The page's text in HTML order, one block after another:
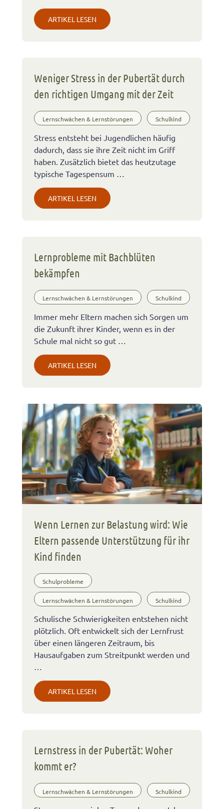
ARTIKEL LESEN
Weniger Stress in der Pubertät durch
den richtigen Umgang mit der Zeit
Lernschwächen & Lernstörungen Schulkind
Stress entsteht bei Jugendlichen häufig
dadurch, dass sie ihre Zeit nicht im Griff
haben. Zusätzlich bietet das heutzutage
typische Tagespensum …
ARTIKEL LESEN
Lernprobleme mit Bachblüten
bekämpfen
Lernschwächen & Lernstörungen Schulkind
Immer mehr Eltern machen sich Sorgen um
die Zukunft ihrer Kinder, wenn es in der
Schule mal nicht so gut …
ARTIKEL LESEN
Wenn Lernen zur Belastung wird: Wie
Eltern passende Unterstützung für ihr
Kind finden
Schulprobleme
Lernschwächen & Lernstörungen Schulkind
Schulische Schwierigkeiten entstehen nicht
plötzlich. Oft entwickelt sich der Lernfrust
über einen längeren Zeitraum, bis
Hausaufgaben zum Streitpunkt werden und
…
ARTIKEL LESEN
Lernstress in der Pubertät: Woher
kommt er?
Lernschwächen & Lernstörungen Schulkind